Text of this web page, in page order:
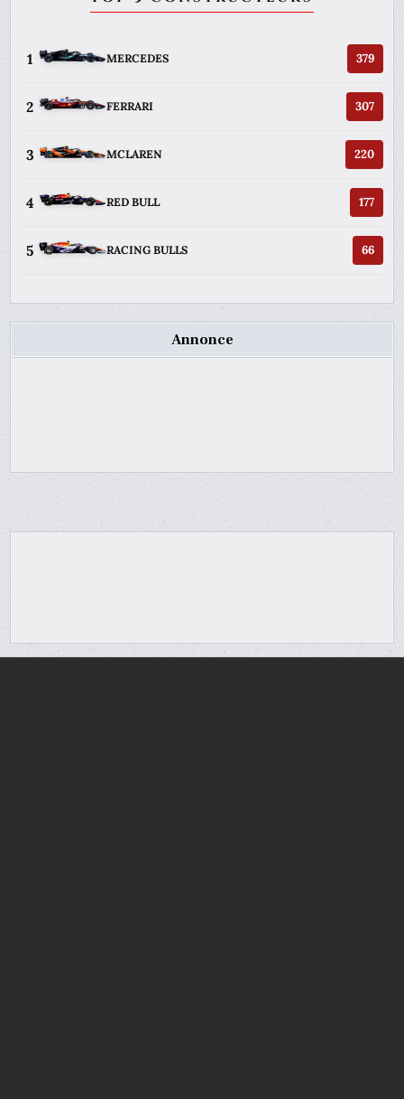
1 MERCEDES 379
2 FERRARI 307
3 MCLAREN 220
4 RED BULL 177
5 RACING BULLS 66
Annonce